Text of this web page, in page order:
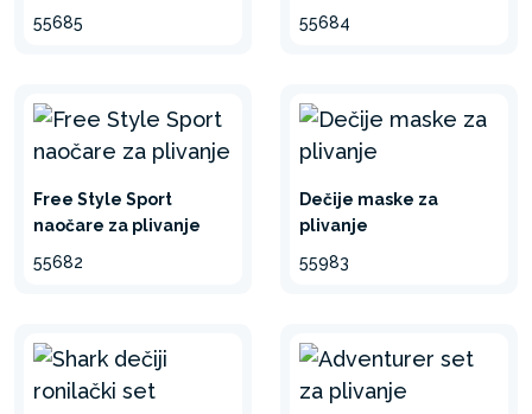
55685
55684
Free Style Sport
naočare za plivanje
55682
Dečije maske za
plivanje
55983